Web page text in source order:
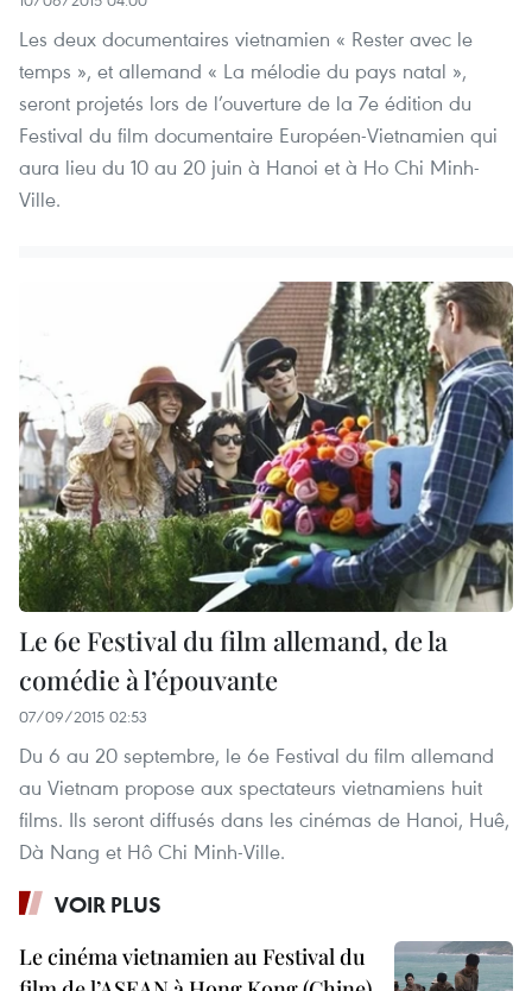
Les deux documentaires vietnamien « Rester avec le
temps », et allemand « La mélodie du pays natal »,
seront projetés lors de l’ouverture de la 7e édition du
Festival du film documentaire Européen-Vietnamien qui
aura lieu du 10 au 20 juin à Hanoi et à Ho Chi Minh-
Ville.
Le 6e Festival du film allemand, de la
comédie à l’épouvante
07/09/2015 02:53
Du 6 au 20 septembre, le 6e Festival du film allemand
au Vietnam propose aux spectateurs vietnamiens huit
films. Ils seront diffusés dans les cinémas de Hanoi, Huê,
Dà Nang et Hô Chi Minh-Ville.
VOIR PLUS
Le cinéma vietnamien au Festival du